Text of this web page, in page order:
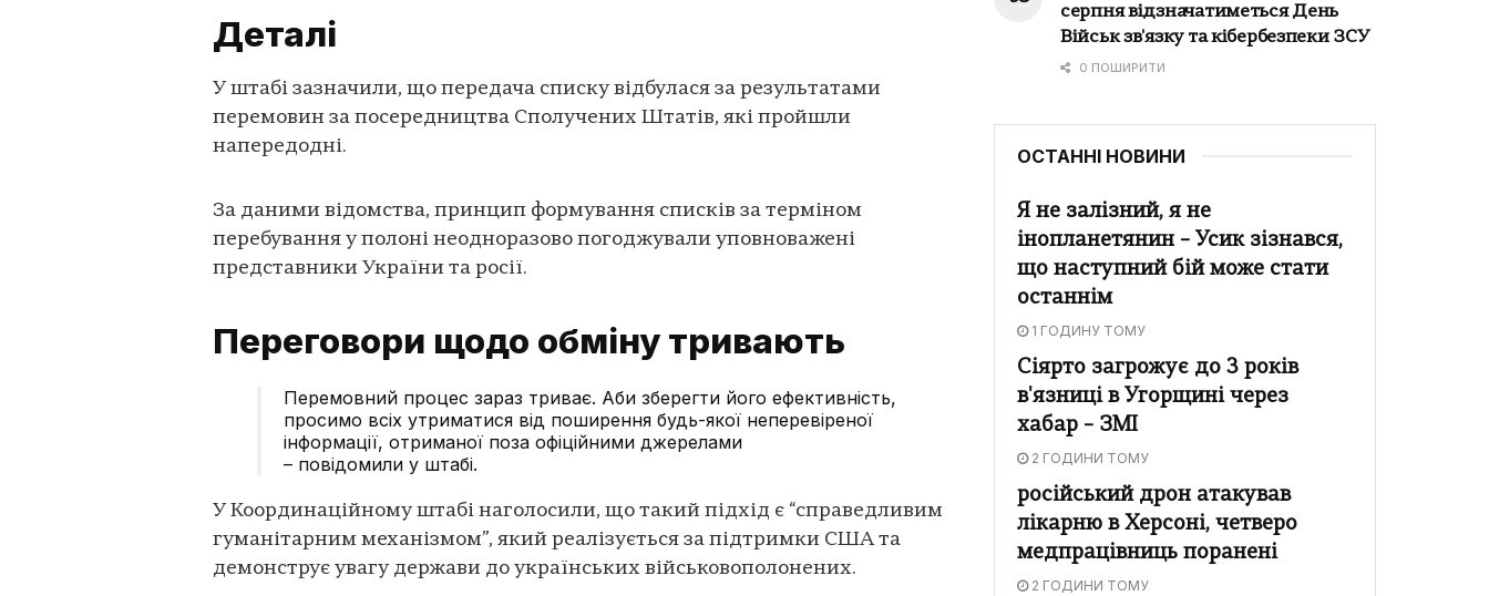
Деталі
У штабі зазначили, що передача списку відбулася за результатами
перемовин за посередництва Сполучених Штатів, які пройшли
напередодні.
За даними відомства, принцип формування списків за терміном
перебування у полоні неодноразово погоджували уповноважені
представники України та росії.
Переговори щодо обміну тривають
Перемовний процес зараз триває. Аби зберегти його ефективність,
просимо всіх утриматися від поширення будь-якої неперевіреної
інформації, отриманої поза офіційними джерелами
– повідомили у штабі.
У Координаційному штабі наголосили, що такий підхід є “справедливим
гуманітарним механізмом”, який реалізується за підтримки США та
демонструє увагу держави до українських військовополонених.
серпня відзначатиметься День
Військ зв'язку та кібербезпеки ЗСУ
0 ПОШИРИТИ
ОСТАННІ НОВИНИ
Я не залізний, я не
інопланетянин – Усик зізнався,
що наступний бій може стати
останнім
1 ГОДИНУ ТОМУ
Сіярто загрожує до 3 років
в'язниці в Угорщині через
хабар – ЗМІ
2 ГОДИНИ ТОМУ
російський дрон атакував
лікарню в Херсоні, четверо
медпрацівниць поранені
2 ГОДИНИ ТОМУ